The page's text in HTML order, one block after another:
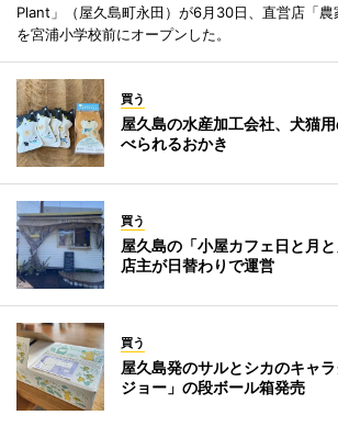
Plant」（屋久島町永田）が6月30日、直営店「農
を宮浦小学校前にオープンした。
買う
屋久島の水産加工会社、犬猫
べられるおかき
買う
屋久島の「小屋カフェ日と月
店主が日替わりで運営
買う
屋久島発のサルとシカのキャ
ジョー」の段ボール箱発売